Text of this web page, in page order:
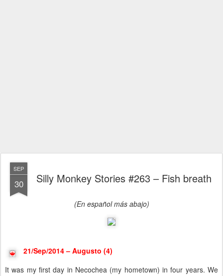
SEP
30 Silly Monkey Stories #263 – Fish breath
(En español más abajo)
21/Sep/2014 – Augusto (4)
It was my first day in Necochea (my hometown) in four years. We